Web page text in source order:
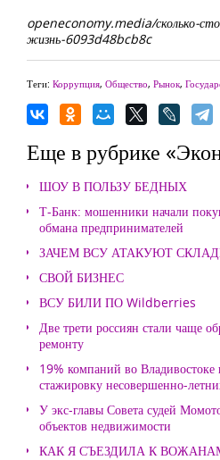
openeconomy.media/сколько-
жизнь-6093d48bcb8c
Теги: Коррупция, Общество, Рынок,
Еще в рубрике
ШОУ В ПОЛЬЗУ БЕДНЫХ
Т-Банк: мошенники начали
обмана предпринимателей
ЗАЧЕМ ВСУ АТАКУЮТ
СВОЙ БИЗНЕС
ВСУ БИЛИ ПО Wildberries
Две трети россиян стали чаще
ремонту
19% компаний во
стажировку несовершенно-
У экс-главы Совета судей
объектов недвижимости
КАК Я СЪЕЗДИЛА К